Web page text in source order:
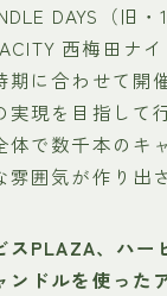
DAYS（旧
西梅田ナ
期に合わせて開
実現を目指して
体で数千本のキ
囲気が作り出
スPLAZA、ハー
ンドルを使った